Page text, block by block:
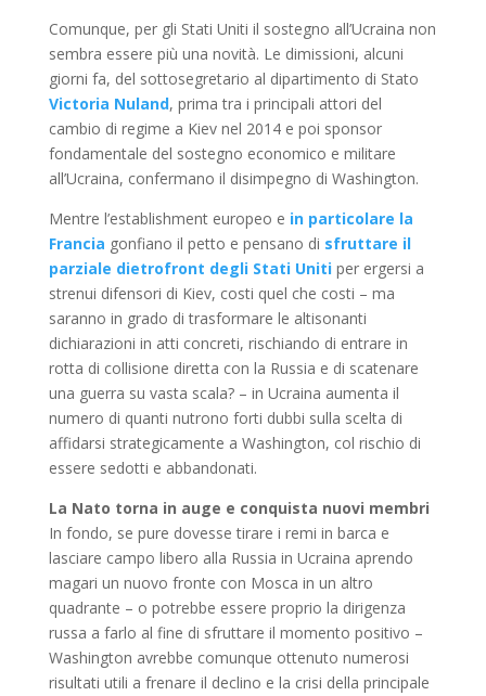
Comunque, per gli Stati Uniti il sostegno all’Ucraina non
sembra essere più una novità. Le dimissioni, alcuni
giorni fa, del sottosegretario al dipartimento di Stato
Victoria Nuland, prima tra i principali attori del
cambio di regime a Kiev nel 2014 e poi sponsor
fondamentale del sostegno economico e militare
all’Ucraina, confermano il disimpegno di Washington.
Mentre l’establishment europeo e in particolare la
Francia gonfiano il petto e pensano di sfruttare il
parziale dietrofront degli Stati Unitiper ergersi a
strenui difensori di Kiev, costi quel che costi – ma
saranno in grado di trasformare le altisonanti
dichiarazioni in atti concreti, rischiando di entrare in
rotta di collisione diretta con la Russia e di scatenare
una guerra su vasta scala? – in Ucraina aumenta il
numero di quanti nutrono forti dubbi sulla scelta di
affidarsi strategicamente a Washington, col rischio di
essere sedotti e abbandonati.
La Nato torna in auge e conquista nuovi membri
In fondo, se pure dovesse tirare i remi in barca e
lasciare campo libero alla Russia in Ucraina aprendo
magari un nuovo fronte con Mosca in un altro
quadrante – o potrebbe essere proprio la dirigenza
russa a farlo al fine di sfruttare il momento positivo –
Washington avrebbe comunque ottenuto numerosi
risultati utili a frenare il declino e la crisi della principale